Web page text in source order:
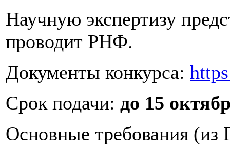
Научную экспертизу
проводит РНФ.
Документы конкурса:
Срок подачи: до 15
Основные требования (из